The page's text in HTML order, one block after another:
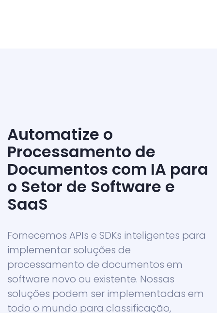
Automatize o
Processamento de
Documentos com IA para
o Setor de Software e
SaaS
Fornecemos APIs e SDKs inteligentes para
implementar soluções de
processamento de documentos em
software novo ou existente. Nossas
soluções podem ser implementadas em
todo o mundo para classificação,